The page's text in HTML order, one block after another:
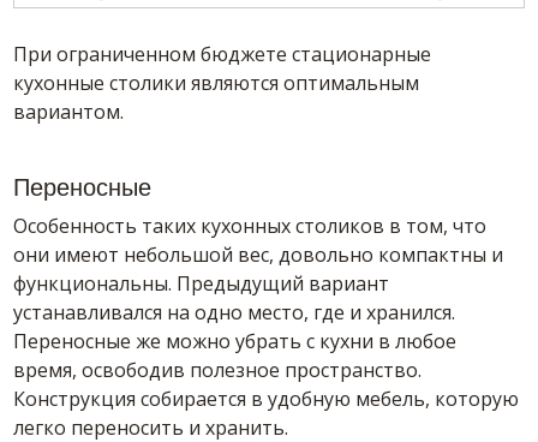
При ограниченном бюджете стационарные
кухонные столики являются оптимальным
вариантом.
Переносные
Особенность таких кухонных столиков в том, что
они имеют небольшой вес, довольно компактны и
функциональны. Предыдущий вариант
устанавливался на одно место, где и хранился.
Переносные же можно убрать с кухни в любое
время, освободив полезное пространство.
Конструкция собирается в удобную мебель, которую
легко переносить и хранить.